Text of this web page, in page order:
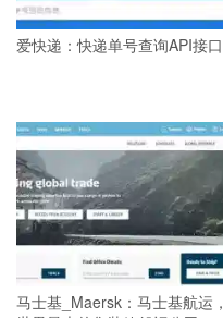
爱快递：快递单号查询API接口
马士基_Maersk：马士基航运，